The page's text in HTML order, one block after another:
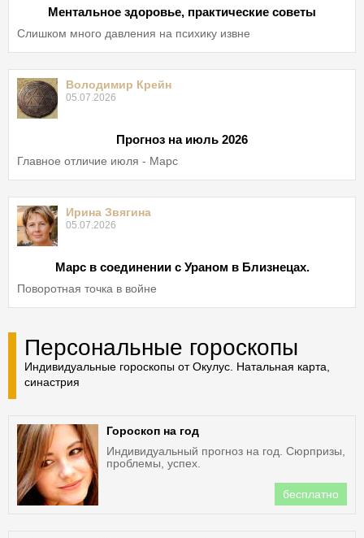
Ментальное здоровье, практические советы
Слишком много давления на психику извне
Володимир Крейн
05.07.2026
Прогноз на июль 2026
Главное отличие июля - Марс
Ирина Звягина
05.07.2026
Марс в соединении с Ураном в Близнецах.
Поворотная точка в войне
Персональные гороскопы
Индивидуальные гороскопы от Окулус. Натальная карта,
синастрия
Гороскоп на год
Индивидуальный прогноз на год. Сюрпризы,
проблемы, успех.
бесплатно